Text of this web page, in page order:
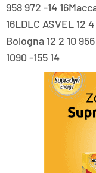
958 972 -14
16LDLC ASVEL 12
Bologna 12 2 10
1090 -155 14